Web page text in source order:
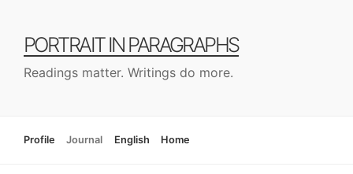
PORTRAIT IN PARAGRAPHS
Readings matter. Writings do more.
Profile Journal English Home